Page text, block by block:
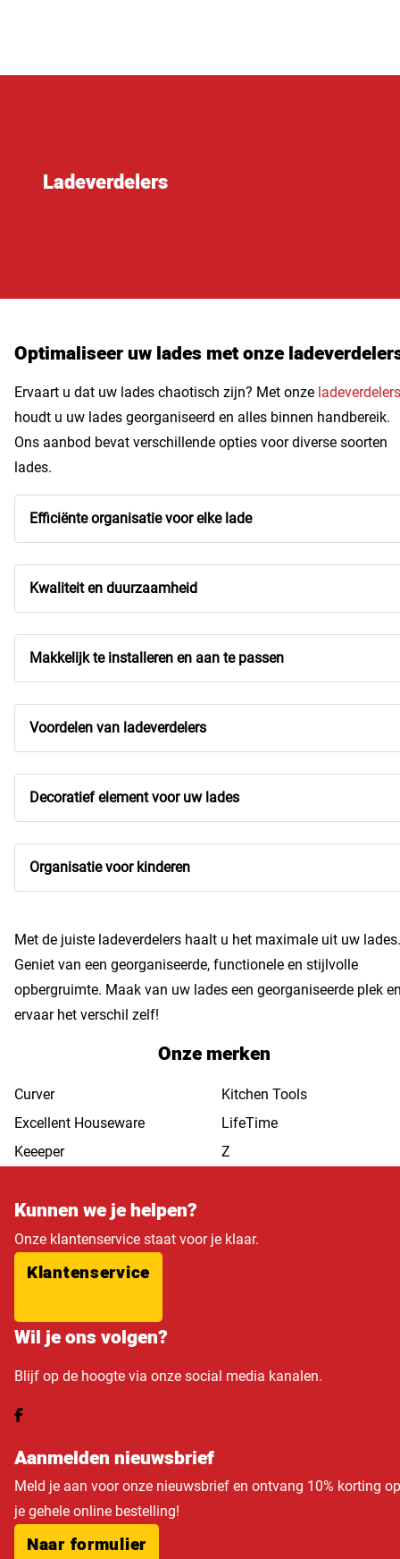
Ladeverdelers
Optimaliseer uw lades met onze
Ervaart u dat uw lades chaotisch zijn? Met onze ladeverdelers
houdt u uw lades georganiseerd en alles binnen handbereik.
Ons aanbod bevat verschillende opties voor diverse soorten
lades.
Efficiënte organisatie voor elke lade
Kwaliteit en duurzaamheid
Makkelijk te installeren en aan te passen
Voordelen van ladeverdelers
Decoratief element voor uw lades
Organisatie voor kinderen
Met de juiste ladeverdelers haalt u het maximale uit uw lades.
Geniet van een georganiseerde, functionele en stijlvolle
opbergruimte. Maak van uw lades een georganiseerde plek
ervaar het verschil zelf!
Onze merken
Curver
Excellent Houseware
Keeeper
Kitchen Tools
LifeTime
Z
Kunnen we je helpen?
Onze klantenservice staat voor je klaar.
Klantenservice
Wil je ons volgen?
Blijf op de hoogte via onze social media kanalen.
Aanmelden nieuwsbrief
Meld je aan voor onze nieuwsbrief en ontvang 10% korting op
je gehele online bestelling!
Naar formulier